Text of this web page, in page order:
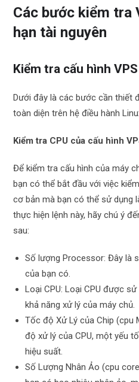
Các bước kiểm tra
hạn tài nguyên
Kiểm tra cấu hình
Dưới đây là các bước cần thiết
toàn diện trên hệ điều hành
Kiểm tra CPU của cấu hình
Để kiểm tra cấu hình của máy
bạn có thể bắt đầu với việc
cơ bản mà bạn có thể sử dụng
thực hiện lệnh này, hãy chú ý
sau:
Số lượng Processor: Đây là
của bạn có.
Loại CPU: Loại CPU được
khả năng xử lý của máy chủ.
Tốc độ Xử Lý của Chip
độ xử lý của CPU, một yếu
hiệu suất.
Số Lượng Nhân Ảo (cpu